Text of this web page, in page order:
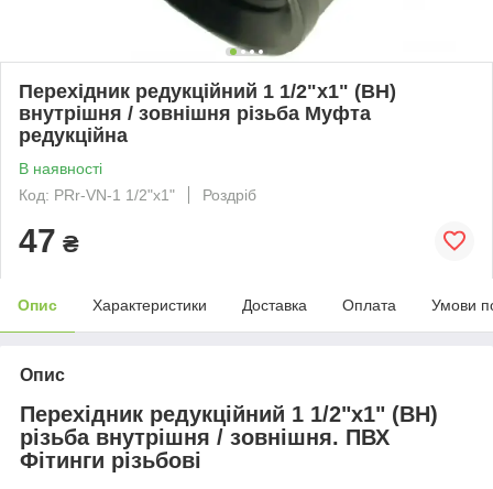
Перехідник редукційний 1 1/2"х1" (ВН)
внутрішня / зовнішня різьба Муфта
редукційна
В наявності
Код: PRr-VN-1 1/2"х1"
Роздріб
47 ₴
Опис Характеристики Доставка Оплата Умови
Опис
Перехідник редукційний 1 1/2"х1" (ВН)
різьба внутрішня / зовнішня. ПВХ
Фітинги різьбові